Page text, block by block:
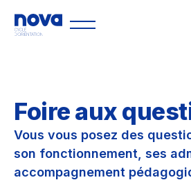
Foire aux
Vous vous posez des
son fonctionnement, ses
accompagnement